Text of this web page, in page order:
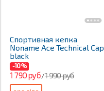
Спортивная кепка
Noname Ace Technical Cap
black
-10%
1 790 руб/1 990 руб